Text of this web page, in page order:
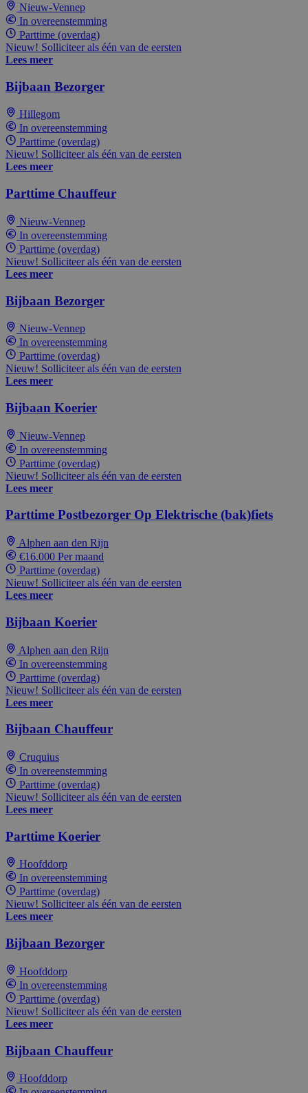
Nieuw-Vennep
In overeenstemming
Parttime (overdag)
Nieuw! Solliciteer als één van de eersten
Lees meer
Bijbaan Bezorger
Hillegom
In overeenstemming
Parttime (overdag)
Nieuw! Solliciteer als één van de eersten
Lees meer
Parttime Chauffeur
Nieuw-Vennep
In overeenstemming
Parttime (overdag)
Nieuw! Solliciteer als één van de eersten
Lees meer
Bijbaan Bezorger
Nieuw-Vennep
In overeenstemming
Parttime (overdag)
Nieuw! Solliciteer als één van de eersten
Lees meer
Bijbaan Koerier
Nieuw-Vennep
In overeenstemming
Parttime (overdag)
Nieuw! Solliciteer als één van de eersten
Lees meer
Parttime Postbezorger Op Elektrische (bak)fiets
Alphen aan den Rijn
€16.000 Per maand
Parttime (overdag)
Nieuw! Solliciteer als één van de eersten
Lees meer
Bijbaan Koerier
Alphen aan den Rijn
In overeenstemming
Parttime (overdag)
Nieuw! Solliciteer als één van de eersten
Lees meer
Bijbaan Chauffeur
Cruquius
In overeenstemming
Parttime (overdag)
Nieuw! Solliciteer als één van de eersten
Lees meer
Parttime Koerier
Hoofddorp
In overeenstemming
Parttime (overdag)
Nieuw! Solliciteer als één van de eersten
Lees meer
Bijbaan Bezorger
Hoofddorp
In overeenstemming
Parttime (overdag)
Nieuw! Solliciteer als één van de eersten
Lees meer
Bijbaan Chauffeur
Hoofddorp